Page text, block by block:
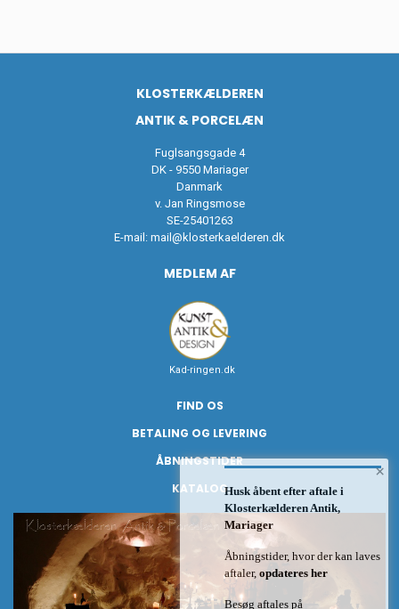
KLOSTERKÆLDEREN
ANTIK & PORCELÆN
Fuglsangsgade 4
DK - 9550 Mariager
Danmark
v. Jan Ringsmose
SE-25401263
E-mail: mail@klosterkaelderen.dk
MEDLEM AF
Kad-ringen.dk
FIND OS
BETALING OG LEVERING
ÅBNINGSTIDER
KATALOG
×
Husk åbent efter aftale i
Klosterkælderen Antik,
Mariager
Åbningstider, hvor der kan laves
aftaler, opdateres her
Besøg aftales på